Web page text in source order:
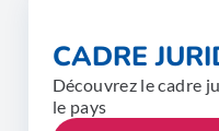
CADRE
Découvrez le cadre
le pays